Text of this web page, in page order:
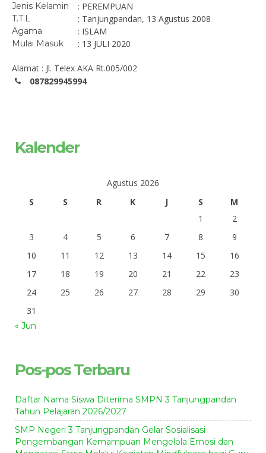
Jenis Kelamin : PEREMPUAN
T.T.L : Tanjungpandan, 13 Agustus 2008
Agama : ISLAM
Mulai Masuk : 13 JULI 2020
Alamat : Jl. Telex AKA Rt.005/002
087829945994
Kalender
Agustus 2026
S
S R K J S
M
1
2
3
4 5 6 7 8
9
10
11 12 13 14 15
16
17
18 19 20 21 22
23
24
25 26 27 28 29
30
31
« Jun
Pos-pos Terbaru
Daftar Nama Siswa Diterima SMPN 3 Tanjungpandan
Tahun Pelajaran 2026/2027
SMP Negeri 3 Tanjungpandan Gelar Sosialisasi
Pengembangan Kemampuan Mengelola Emosi dan